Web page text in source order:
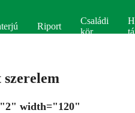
Riport
Családi
kör
width="120"